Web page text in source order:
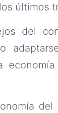
últimos
del